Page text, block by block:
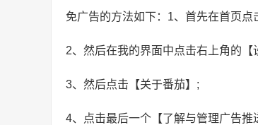
免广告的方法如下：1、首先在首页
2、然后在我的界面中点击右上角的【
3、然后点击【关于番茄】;
4、点击最后一个【了解与管理广告推